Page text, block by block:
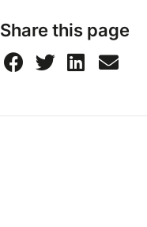
Share this page